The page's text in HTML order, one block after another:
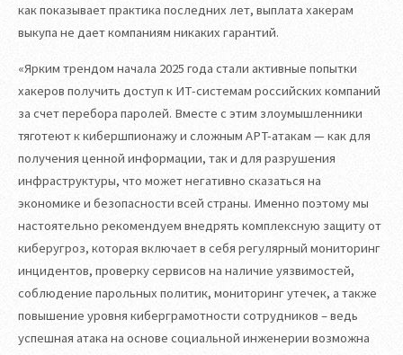
как показывает практика последних лет, выплата хакерам
выкупа не дает компаниям никаких гарантий.
«Ярким трендом начала 2025 года стали активные попытки
хакеров получить доступ к ИТ-системам российских компаний
за счет перебора паролей. Вместе с этим злоумышленники
тяготеют к кибершпионажу и сложным APT-атакам — как для
получения ценной информации, так и для разрушения
инфраструктуры, что может негативно сказаться на
экономике и безопасности всей страны. Именно поэтому мы
настоятельно рекомендуем внедрять комплексную защиту от
киберугроз, которая включает в себя регулярный мониторинг
инцидентов, проверку сервисов на наличие уязвимостей,
соблюдение парольных политик, мониторинг утечек, а также
повышение уровня киберграмотности сотрудников – ведь
успешная атака на основе социальной инженерии возможна